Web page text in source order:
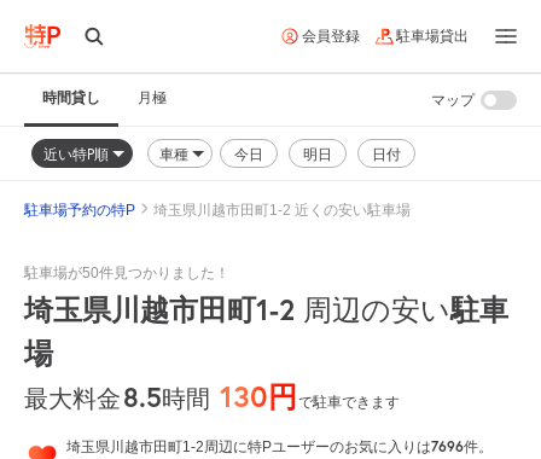
会員登録 駐車場貸出
時間貸し 月極
近い特P順 車種 今日 明日 日付
マップ
駐車場予約の特P 埼玉県川越市田町1-2 近くの安い駐車場
駐車場が50件見つかりました！
埼玉県川越市田町1-2 周辺の安い駐車
場
最大料金8.5時間 130円で駐車できます
埼玉県川越市田町1-2周辺に特Pユーザーのお気に入りは7696件。